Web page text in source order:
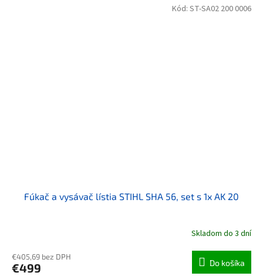
Fúkač a vysávač lístia STIHL SHA 56, set s 1x AK 20
Skladom do 3 dní
€405,69 bez DPH
€499 Do košíka
Kód: ST-SA02 200 0006